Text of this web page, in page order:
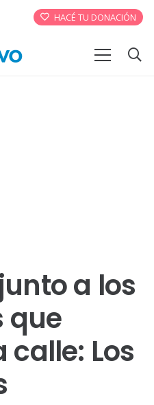
HACÉ TU DONACIÓN
a los
que
calle: Los